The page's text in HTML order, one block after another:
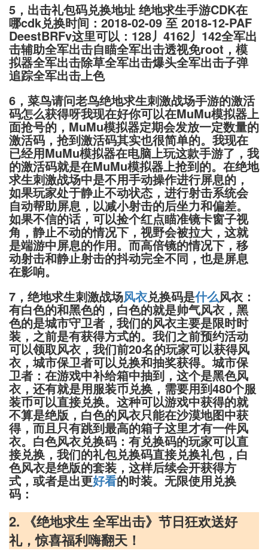
5，出击礼包码兑换地址 绝地求生手游CDK在
哪cdk兑换时间：2018-02-09 至 2018-12-PAF
DeestBRFv这里可以：128丿4162丿142全军出
击辅助全军出击自瞄全军出击透视免root，模
拟器全军出击除草全军出击爆头全军出击子弹
追踪全军出击上色
6，菜鸟请问老鸟绝地求生刺激战场手游的激活
码怎么获得呀我现在好你可以在MuMu模拟器上
面抢号的，MuMu模拟器定期会发放一定数量的
激活码，抢到激活码其实也很简单的。我现在
已经用MuMu模拟器在电脑上玩这款手游了，我
的激活码就是在MuMu模拟器上抢到的。在绝地
求生刺激战场中是不用手动操作进行屏息的，
如果玩家处于静止不动状态，进行射击系统会
自动帮助屏息，以减小射击的后坐力和偏差。
如果不信的话，可以捡个红点瞄准镜卡窗子视
角，静止不动的情况下，视野会被拉大，这就
是端游中屏息的作用。而高倍镜的情况下，移
动射击和静止射击的抖动完全不同，也是屏息
在影响。
7，绝地求生刺激战场风衣兑换码是什么风衣：
有白色的和黑色的，白色的就是帅气风衣，黑
色的是城市守卫者，我们的风衣主要是限时时
装，之前是有获得方式的。我们之前预约活动
可以领取风衣，我们前20名的玩家可以获得风
衣，城市保卫者可以兑换和抽奖获得。城市保
卫者：在游戏中补给箱中抽到，这个是黑色风
衣，还有就是用服装币兑换，需要用到480个服
装币可以直接兑换。这种可以游戏中获得的就
不算是绝版，白色的风衣只能在沙漠地图中获
得，而且只有跳到最高的箱子这里才有一件风
衣。白色风衣兑换码：有兑换码的玩家可以直
接兑换，我们的礼包兑换码直接兑换礼包，白
色风衣是绝版的套装，这样后续会开获得方
式，或者是出更好看的时装。无限使用兑换
码：
2. 《绝地求生 全军出击》节日狂欢送好
礼，惊喜福利嗨翻天！